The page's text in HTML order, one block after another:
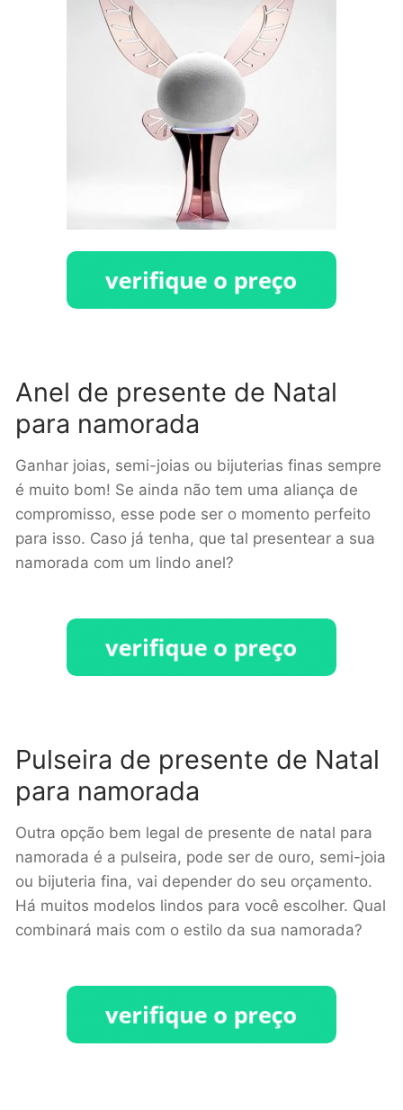
Anel de presente de Natal
para namorada
Ganhar joias, semi-joias ou bijuterias finas sempre
é muito bom! Se ainda não tem uma aliança de
compromisso, esse pode ser o momento perfeito
para isso. Caso já tenha, que tal presentear a sua
namorada com um lindo anel?
Pulseira de presente de Natal
para namorada
Outra opção bem legal de presente de natal para
namorada é a pulseira, pode ser de ouro, semi-joia
ou bijuteria fina, vai depender do seu orçamento.
Há muitos modelos lindos para você escolher. Qual
combinará mais com o estilo da sua namorada?